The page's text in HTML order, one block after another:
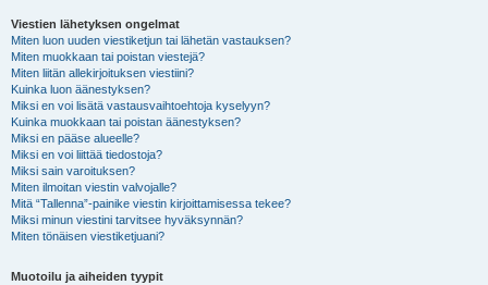
Viestien lähetyksen ongelmat
Miten luon uuden viestiketjun tai lähetän vastauksen?
Miten muokkaan tai poistan viestejä?
Miten liitän allekirjoituksen viestiini?
Kuinka luon äänestyksen?
Miksi en voi lisätä vastausvaihtoehtoja kyselyyn?
Kuinka muokkaan tai poistan äänestyksen?
Miksi en pääse alueelle?
Miksi en voi liittää tiedostoja?
Miksi sain varoituksen?
Miten ilmoitan viestin valvojalle?
Mitä “Tallenna”-painike viestin kirjoittamisessa tekee?
Miksi minun viestini tarvitsee hyväksynnän?
Miten tönäisen viestiketjuani?
Muotoilu ja aiheiden tyypit